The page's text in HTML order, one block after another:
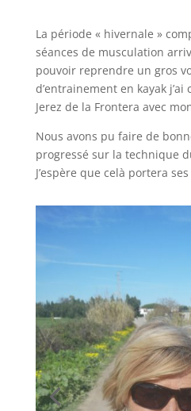
La période « hivernale »
séances de musculation
pouvoir reprendre un gros
d’entrainement en kayak
Jerez de la Frontera avec
Nous avons pu faire de
progressé sur la technique
J’espère que celà portera